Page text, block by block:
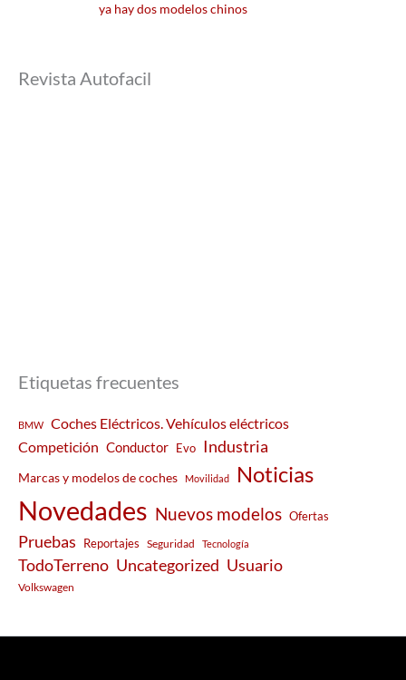
ya hay dos modelos chinos
Revista Autofacil
Etiquetas frecuentes
BMW
Coches Eléctricos. Vehículos eléctricos
Competición Conductor Evo Industria
Marcas y modelos de coches Movilidad Noticias
Novedades Nuevos modelos Ofertas
Pruebas Reportajes Seguridad Tecnología
TodoTerreno Uncategorized Usuario
Volkswagen